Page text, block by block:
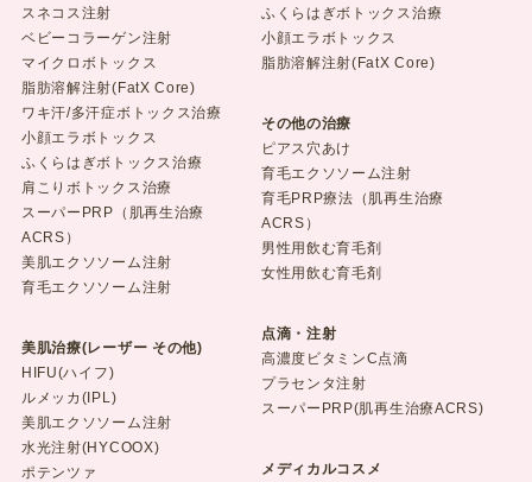
スネコス注射
ベビーコラーゲン注射
マイクロボトックス
脂肪溶解注射(FatX Core)
ワキ汗/多汗症ボトックス治療
小顔エラボトックス
ふくらはぎボトックス治療
肩こりボトックス治療
スーパーPRP（肌再生治療
ACRS）
美肌エクソソーム注射
育毛エクソソーム注射
美肌治療(レーザー その他)
HIFU(ハイフ)
ルメッカ(IPL)
美肌エクソソーム注射
水光注射(HYCOOX)
ポテンツァ
ふくらはぎボトックス治療
小顔エラボトックス
脂肪溶解注射(FatX Core)
その他の治療
ピアス穴あけ
育毛エクソソーム注射
育毛PRP療法（肌再生治療
ACRS）
男性用飲む育毛剤
女性用飲む育毛剤
点滴・注射
高濃度ビタミンC点滴
プラセンタ注射
スーパーPRP(肌再生治療ACRS)
メディカルコスメ